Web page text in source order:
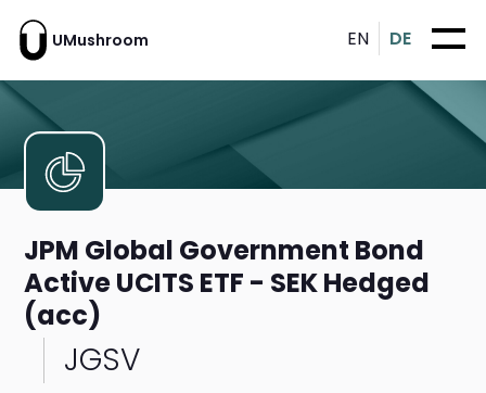
UMushroom EN DE
JPM Global Government Bond
Active UCITS ETF - SEK Hedged
(acc)
JGSV